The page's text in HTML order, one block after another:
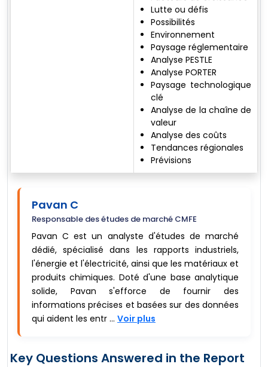
Lutte ou défis
Possibilités
Environnement
Paysage réglementaire
Analyse PESTLE
Analyse PORTER
Paysage technologique
clé
Analyse de la chaîne de
valeur
Analyse des coûts
Tendances régionales
Prévisions
Pavan C
Responsable des études de marché CMFE
Pavan C est un analyste d'études de marché
dédié, spécialisé dans les rapports industriels,
l'énergie et l'électricité, ainsi que les matériaux et
produits chimiques. Doté d'une base analytique
solide, Pavan s'efforce de fournir des
informations précises et basées sur des données
qui aident les entr ... Voir plus
Key Questions Answered in the Report